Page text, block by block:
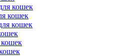
кошек
кошек
кошек